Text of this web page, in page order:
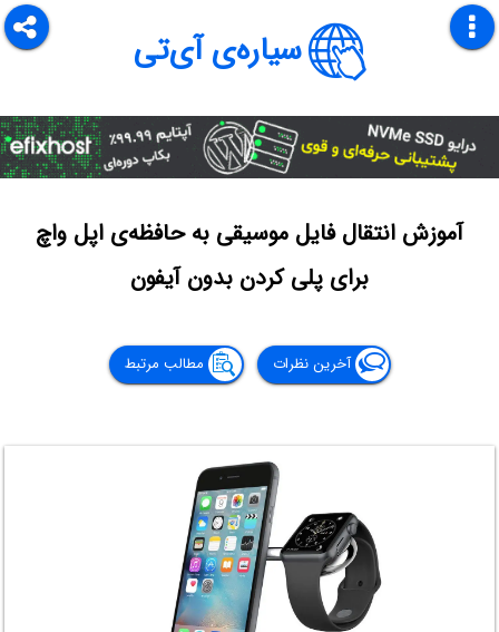
سیاره‌ی آی‌تی
آموزش انتقال فایل موسیقی به حافظه‌ی اپل واچ
برای پلی کردن بدون آیفون
آخرین نظرات مطالب مرتبط